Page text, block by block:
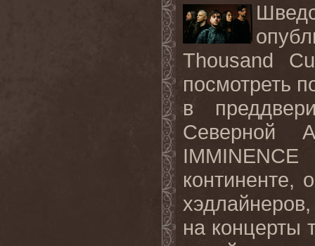
Thousand
посмотреть
в
Северной
континенте,
на концерты